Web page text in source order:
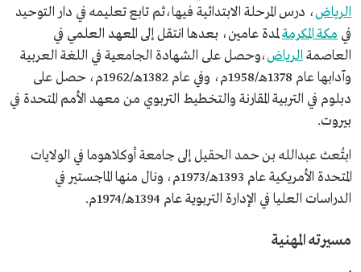
كاتب.
مؤرخ وتربوي.
الرياض، درس المرحلة الابتدائية فيها،ثم تابع تعليمه في دار التوحيد
في مكة المكرمةلمدة عامين، بعدها انتقل إلى المعهد العلمي في
العاصمة الرياض،وحصل على الشهادة الجامعية في اللغة العربية
وآدابها عام 1378هـ/1958م، وفي عام 1382هـ/1962م، حصل على
دبلوم في التربية المقارنة والتخطيط التربوي من معهد الأمم المتحدة في
بيروت.
ابتُعث عبدالله بن حمد الحقيل إلى جامعة أوكلاهوما في الولايات
المتحدة الأمريكية عام 1393هـ/1973م، ونال منها الماجستير في
الدراسات العليا في الإدارة التربوية عام 1394هـ/1974م.
مسيرته المهنية